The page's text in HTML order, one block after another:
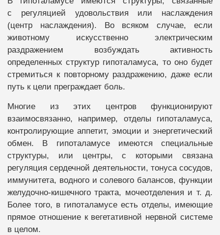
с регуляцией удовольствия или наслаждения
(центр наслаждения). Во всяком случае, если
животному искусственно электрическим
раздражением возбуждать активность
определенных структур гипоталамуса, то оно будет
стремиться к повторному раздражению, даже если
путь к цели преграждает боль.
Многие из этих центров функционируют
взаимосвязанно, например, отделы гипоталамуса,
контролирующие аппетит, эмоции и энергетический
обмен. В гипоталамусе имеются специальные
структуры, или центры, с которыми связана
регуляция сердечной деятельности, тонуса сосудов,
иммунитета, водного и солевого балансов, функции
желудочно-кишечного тракта, мочеотделения и т. д.
Более того, в гипоталамусе есть отделы, имеющие
прямое отношение к вегетативной нервной системе
в целом.